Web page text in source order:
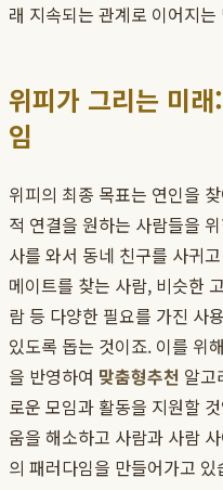
래 지속되는 관계로 이어지
위피가 그리는 미
임
위피의 최종 목표는 연인을
적 연결을 원하는 사람들을
사를 와서 동네 친구를 사귀
메이트를 찾는 사람, 비슷한
람 등 다양한 필요를 가진 사
있도록 돕는 것이죠. 이를 위
을 반영하여 맞춤형추천 알고
로운 모임과 활동을 지원할
움을 해소하고 사람과 사람
의 패러다임을 만들어가고 있